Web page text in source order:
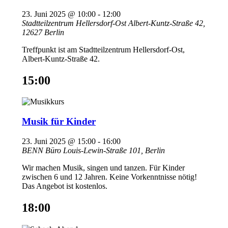
23. Juni 2025 @ 10:00 - 12:00
Stadtteilzentrum Hellersdorf-OstAlbert-Kuntz-Straße 42,
12627 Berlin
Treffpunkt ist am Stadtteilzentrum Hellersdorf-Ost,
Albert-Kuntz-Straße 42.
15:00
Musik für Kinder
23. Juni 2025 @ 15:00 - 16:00
BENN Büro Louis-Lewin-Straße 101, Berlin
Wir machen Musik, singen und tanzen. Für Kinder
zwischen 6 und 12 Jahren. Keine Vorkenntnisse nötig!
Das Angebot ist kostenlos.
18:00